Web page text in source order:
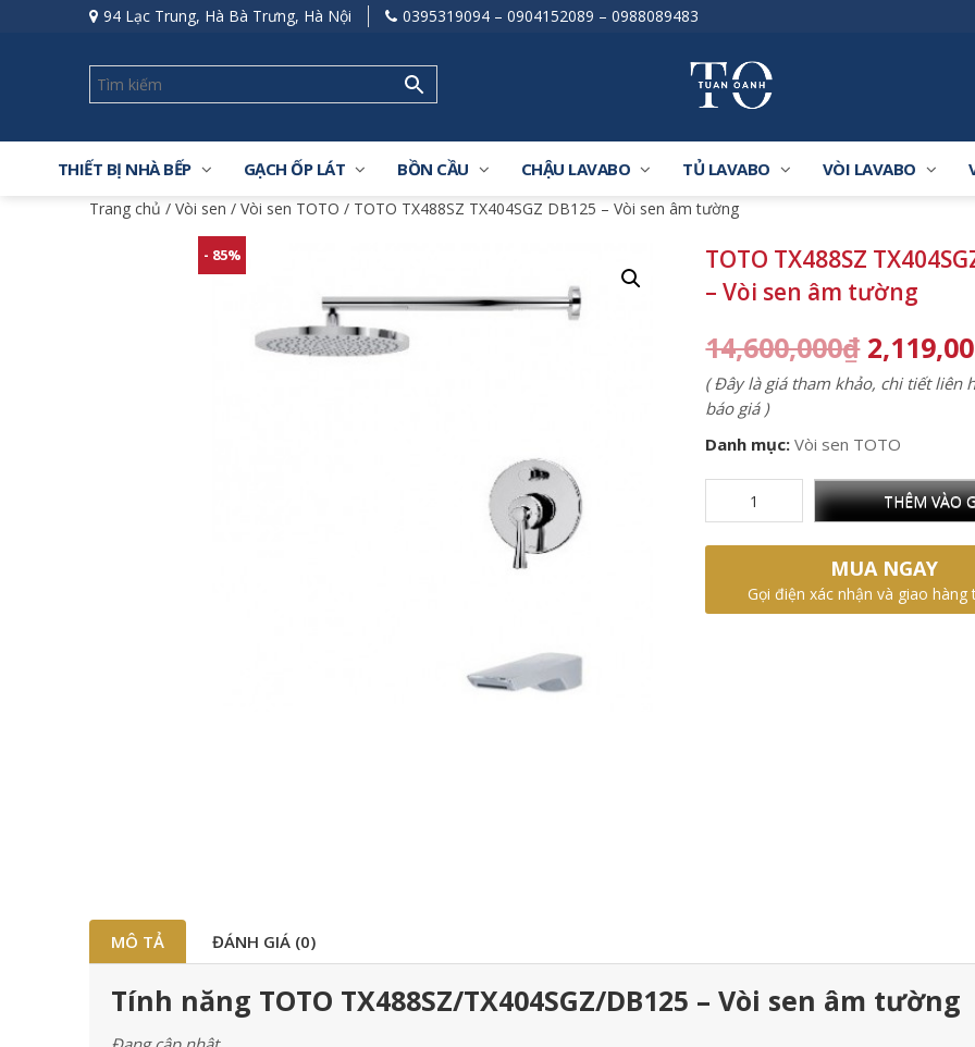
94 Lạc Trung, Hà Bà Trưng, Hà Nội 0395319094 – 0904152089 – 0988089483
THIẾT BỊ NHÀ BẾP GẠCH ỐP LÁT BỒN CẦU CHẬU LAVABO TỦ LAVABO VÒI LAVABO
Trang chủ / Vòi sen / Vòi sen TOTO / TOTO TX488SZ TX404SGZ DB125 – Vòi sen âm tường
- 85%
TOTO TX488SZ
– Vòi sen âm tường
14,600,000₫
( Đây là giá tham khảo, chi tiết liên
báo giá )
Danh mục: Vòi sen TOTO
THÊM VÀO
MUA NGAY
Gọi điện xác nhận và giao hàng
MÔ TẢ ĐÁNH GIÁ (0)
Tính năng TOTO TX488SZ/TX404SGZ/DB125 – Vòi sen âm tường